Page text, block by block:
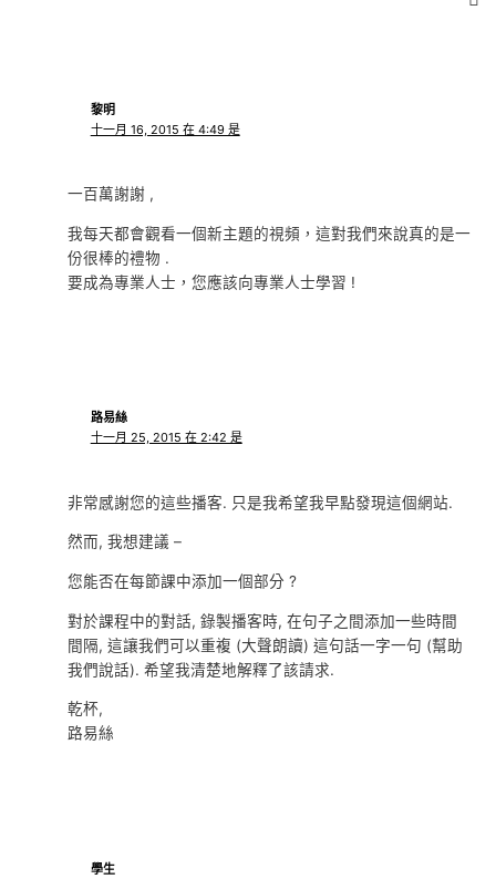
黎明
十一月 16, 2015 在 4:49 是
一百萬謝謝 ,
我每天都會觀看一個新主題的視頻，這對我們來說真的是一
份很棒的禮物 .
要成為專業人士，您應該向專業人士學習 !
路易絲
十一月 25, 2015 在 2:42 是
非常感謝您的這些播客. 只是我希望我早點發現這個網站.
然而, 我想建議 –
您能否在每節課中添加一個部分 ?
對於課程中的對話, 錄製播客時, 在句子之間添加一些時間
間隔, 這讓我們可以重複 (大聲朗讀) 這句話一字一句 (幫助
我們說話). 希望我清楚地解釋了該請求.
乾杯,
路易絲
學生